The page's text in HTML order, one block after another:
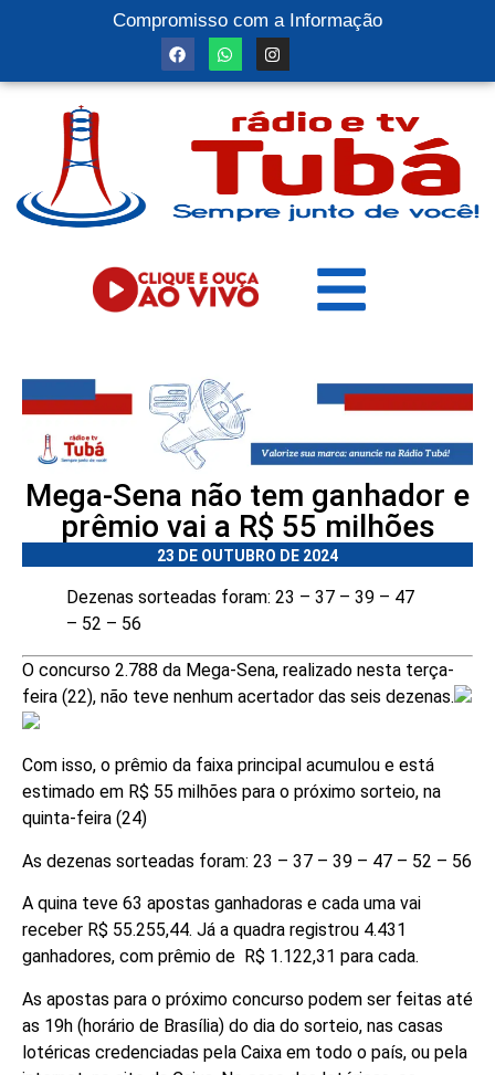
Compromisso com a Informação
Mega-Sena não tem ganhador e
prêmio vai a R$ 55 milhões
23 DE OUTUBRO DE 2024
Dezenas sorteadas foram: 23 – 37 – 39 – 47
– 52 – 56
O concurso 2.788 da Mega-Sena, realizado nesta terça-
feira (22), não teve nenhum acertador das seis dezenas.
Com isso, o prêmio da faixa principal acumulou e está
estimado em R$ 55 milhões para o próximo sorteio, na
quinta-feira (24)
As dezenas sorteadas foram: 23 – 37 – 39 – 47 – 52 – 56
A quina teve 63 apostas ganhadoras e cada uma vai
receber R$ 55.255,44. Já a quadra registrou 4.431
ganhadores, com prêmio de R$ 1.122,31 para cada.
As apostas para o próximo concurso podem ser feitas até
as 19h (horário de Brasília) do dia do sorteio, nas casas
lotéricas credenciadas pela Caixa em todo o país, ou pela